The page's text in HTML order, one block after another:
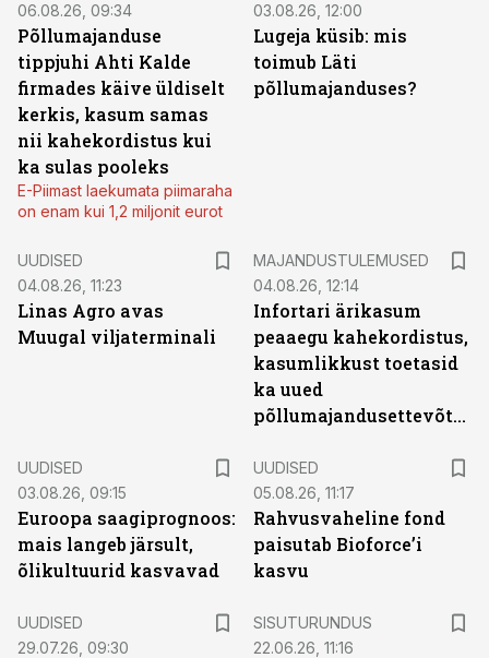
06.08.26, 09:34
Põllumajanduse
tippjuhi Ahti Kalde
firmades käive üldiselt
kerkis, kasum samas
nii kahekordistus kui
ka sulas pooleks
E-Piimast laekumata piimaraha
on enam kui 1,2 miljonit eurot
03.08.26, 12:00
Lugeja küsib: mis
toimub Läti
põllumajanduses?
UUDISED
04.08.26, 11:23
Linas Agro avas
Muugal viljaterminali
MAJANDUSTULEMUSED
04.08.26, 12:14
Infortari ärikasum
peaaegu kahekordistus,
kasumlikkust toetasid
ka uued
põllumajandusettevõtted
UUDISED
03.08.26, 09:15
Euroopa saagiprognoos:
mais langeb järsult,
õlikultuurid kasvavad
UUDISED
05.08.26, 11:17
Rahvusvaheline fond
paisutab Bioforce’i
kasvu
UUDISED
29.07.26, 09:30
SISUTURUNDUS
22.06.26, 11:16